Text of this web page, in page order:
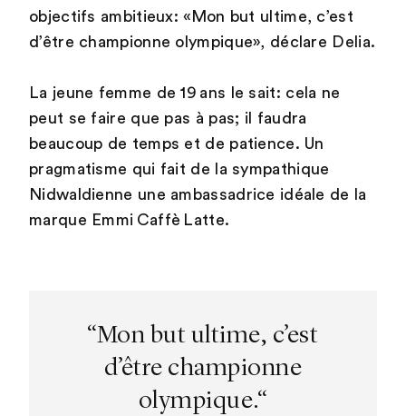
objectifs ambitieux: «Mon but ultime, c’est
d’être championne olympique», déclare Delia.
La jeune femme de 19 ans le sait: cela ne
peut se faire que pas à pas; il faudra
beaucoup de temps et de patience. Un
pragmatisme qui fait de la sympathique
Nidwaldienne une ambassadrice idéale de la
marque Emmi Caffè Latte.
“Mon but ultime, c’est
d’être championne
olympique.“